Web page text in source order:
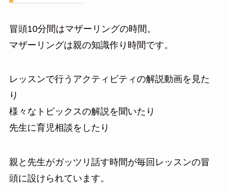
冒頭10分間はマザーリングの時間。
マザーリングは親の知識作り時間です。
レッスンで行うアクティビティの解説動画を見た
り
様々なトピックスの解説を聞いたり
先生に育児相談をしたり
親と先生がガッツリ話す時間が毎回レッスンの冒
頭に設けられています。